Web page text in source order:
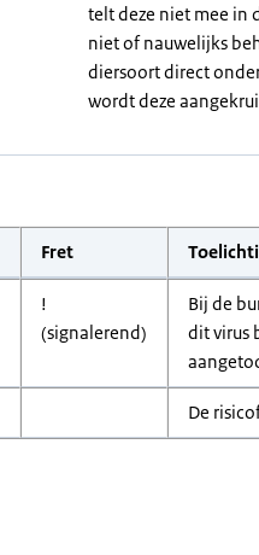
telt deze niet mee in
niet of nauwelijks
diersoort direct
wordt deze
Fret
!
(signalerend)
Bij de
dit virus
De